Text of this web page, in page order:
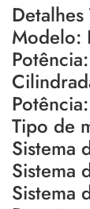
Detalhes
Modelo:
Tipo de
Sistema
Sistema
Sistema